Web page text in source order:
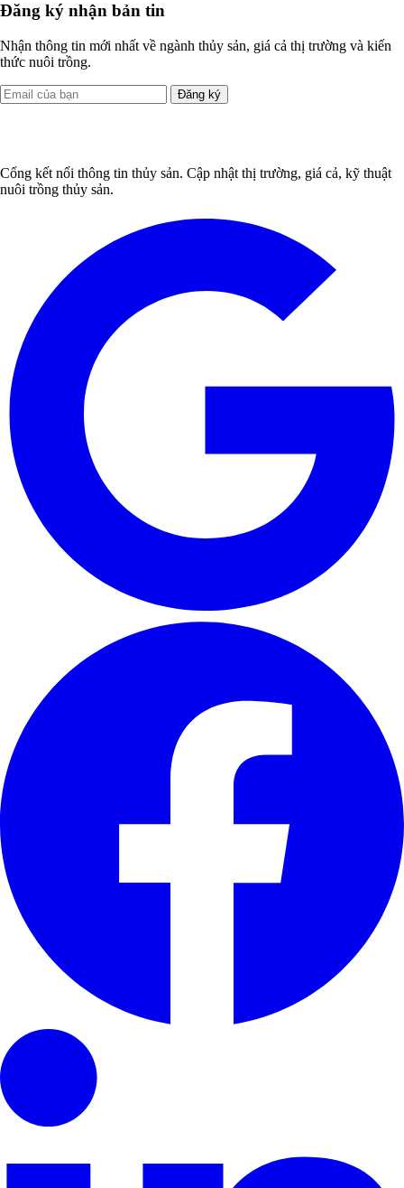
Đăng ký nhận bản tin
Nhận thông tin mới nhất về ngành thủy sản, giá cả thị trường và kiến
thức nuôi trồng.
Đăng ký
Cổng kết nối thông tin thủy sản. Cập nhật thị trường, giá cả, kỹ thuật
nuôi trồng thủy sản.